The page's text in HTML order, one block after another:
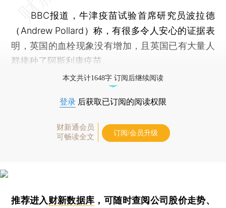
BBC报道，牛津疫苗试验首席研究员波拉德
（Andrew Pollard）称，有很多令人安心的证据表
明，英国的血栓现象没有增加，且英国已有大量人
群接种了阿斯利康疫苗。
本文共计1648字 订阅后继续阅读
登录 后获取已订阅的阅读权限
财新通会员
可畅读全文
订阅/会员升级
推荐进入财新数据库 ，可随时查阅公司股价走势、